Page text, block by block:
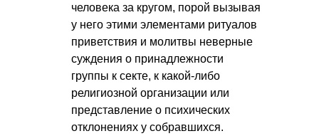
человека за кругом, порой вызывая
у него этими элементами ритуалов
приветствия и молитвы неверные
суждения о принадлежности
группы к секте, к какой-либо
религиозной организации или
представление о психических
отклонениях у собравшихся.